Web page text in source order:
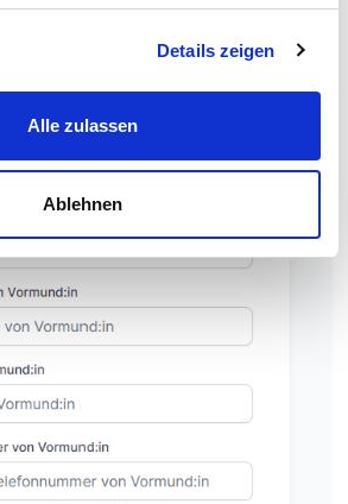
Details zeigen
Alle zulassen
Ablehnen